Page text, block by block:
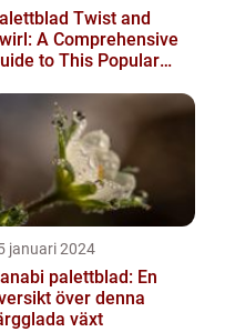
Twist and
A Comprehensive
to This Popular
januari 2024
palettblad: En
över denna
växt